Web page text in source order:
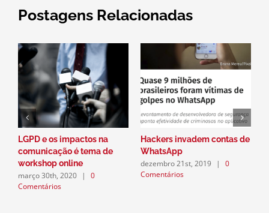
Postagens Relacionadas
LGPD e os impactos na
comunicação é tema de
workshop online
março 30th, 2020 |
0
Comentários
Hackers invadem contas de
WhatsApp
dezembro 21st, 2019 |
0
Comentários